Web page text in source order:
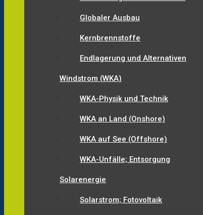
Globaler Ausbau
Kernbrennstoffe
Endlagerung und Alternativen
Windstrom (WKA)
WKA-Physik und Technik
WKA an Land (Onshore)
WKA auf See (Offshore)
WKA-Unfälle; Entsorgung
Solarenergie
Solarstrom; Fotovoltaik